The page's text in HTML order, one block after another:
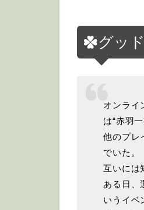
グッ
オンライ
は“赤羽一
他のプレ
でいた。
互いには
ある日、
いうイベ